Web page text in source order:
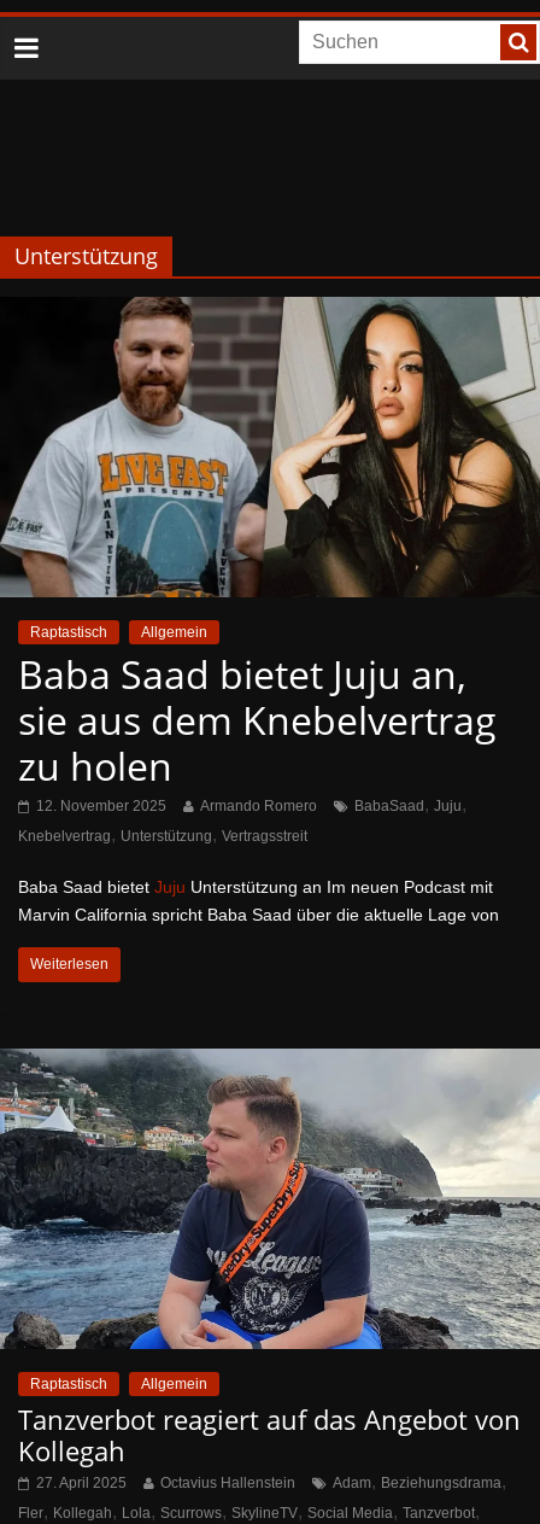
Unterstützung
Raptastisch Allgemein
Baba Saad bietet Juju an,
sie aus dem Knebelvertrag
zu holen
12. November 2025 Armando Romero BabaSaad , Juju,
Knebelvertrag, Unterstützung, Vertragsstreit
Baba Saad bietet Juju Unterstützung an Im neuen Podcast mit
Marvin California spricht Baba Saad über die aktuelle Lage von
Weiterlesen
Raptastisch Allgemein
Tanzverbot reagiert auf das Angebot von
Kollegah
27. April 2025 Octavius Hallenstein Adam, Beziehungsdrama,
Fler, Kollegah, Lola, Scurrows, SkylineTV, Social Media, Tanzverbot,